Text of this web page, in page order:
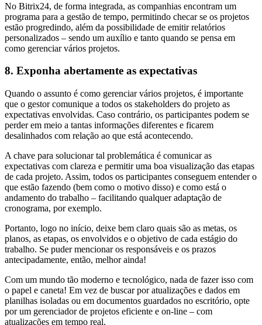
No Bitrix24, de forma integrada, as companhias encontram um
programa para a gestão de tempo, permitindo checar se os projetos
estão progredindo, além da possibilidade de emitir relatórios
personalizados – sendo um auxílio e tanto quando se pensa em
como gerenciar vários projetos.
8. Exponha abertamente as expectativas
Quando o assunto é como gerenciar vários projetos, é importante
que o gestor comunique a todos os stakeholders do projeto as
expectativas envolvidas. Caso contrário, os participantes podem se
perder em meio a tantas informações diferentes e ficarem
desalinhados com relação ao que está acontecendo.
A chave para solucionar tal problemática é comunicar as
expectativas com clareza e permitir uma boa visualização das etapas
de cada projeto. Assim, todos os participantes conseguem entender o
que estão fazendo (bem como o motivo disso) e como está o
andamento do trabalho – facilitando qualquer adaptação de
cronograma, por exemplo.
Portanto, logo no início, deixe bem claro quais são as metas, os
planos, as etapas, os envolvidos e o objetivo de cada estágio do
trabalho. Se puder mencionar os responsáveis e os prazos
antecipadamente, então, melhor ainda!
Com um mundo tão moderno e tecnológico, nada de fazer isso com
o papel e caneta! Em vez de buscar por atualizações e dados em
planilhas isoladas ou em documentos guardados no escritório, opte
por um gerenciador de projetos eficiente e on-line – com
atualizações em tempo real.